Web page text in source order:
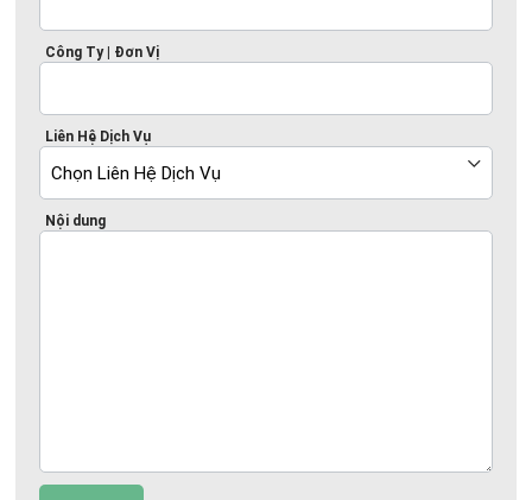
Công Ty | Đơn Vị
Liên Hệ Dịch Vụ
Nội dung